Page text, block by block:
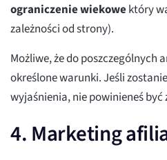
ograniczenie wiekowektóry
zależności od strony).
Możliwe, że do poszczególnych
określone warunki. Jeśli
wyjaśnienia, nie powinieneś być
4. Marketing